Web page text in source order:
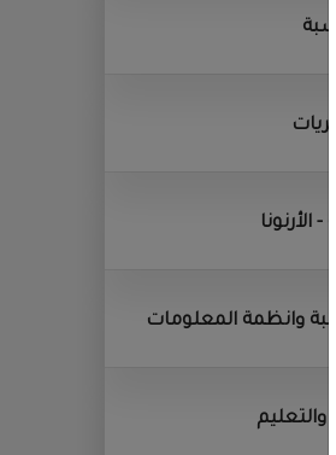
- الأرنونا
وانظمة المعلومات
والتعليم